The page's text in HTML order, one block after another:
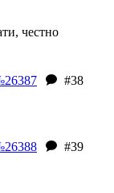
честно
#38
#39